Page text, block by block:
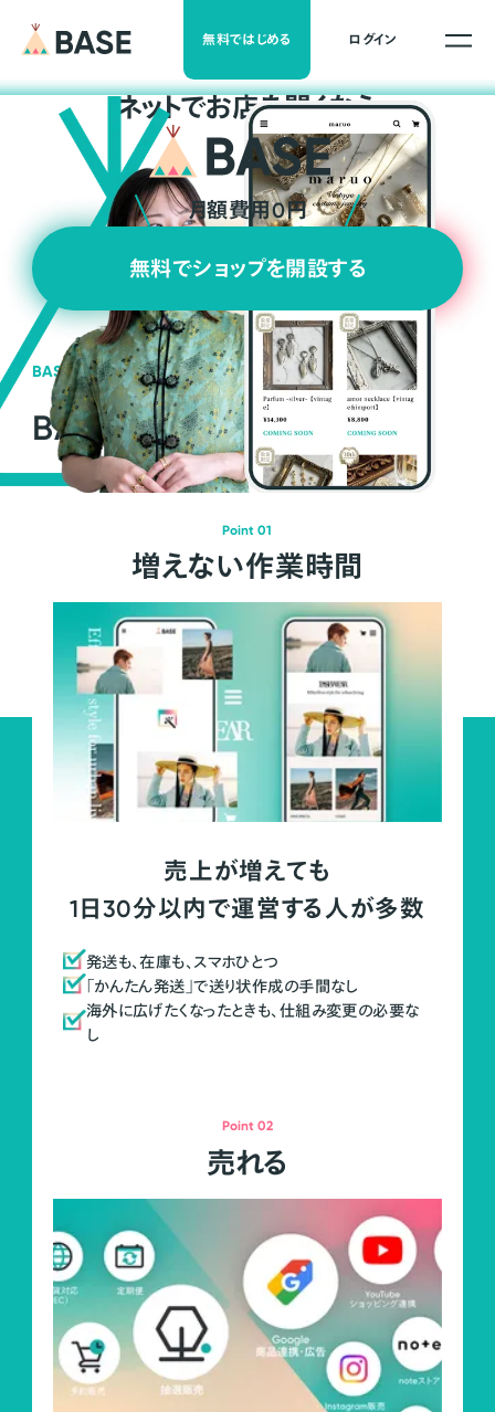
無料ではじめる ログイン
ネットでお店を開くなら
月額費用0円
無料でショップを開設する
BASEの強み
BASEが強い3つの理由
Point 01
増えない作業時間
売上が増えても
1日30分以内で運営する人が多数
発送も、在庫も、スマホひとつ
「かんたん発送」で送り状作成の手間なし
海外に広げたくなったときも、仕組み変更の必要な
し
Point 02
売れる